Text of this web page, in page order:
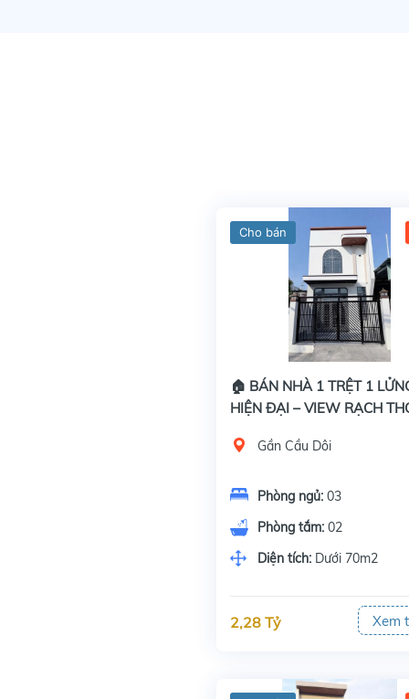
Cho bán
🏠 BÁN NHÀ 1 TRỆT 1
HIỆN ĐẠI – VIEW RẠCH
Gần Cầu Dôi
Phòng ngủ: 03
Phòng tắm: 02
Diện tích: Dưới 70m2
2,28 Tỷ Xem